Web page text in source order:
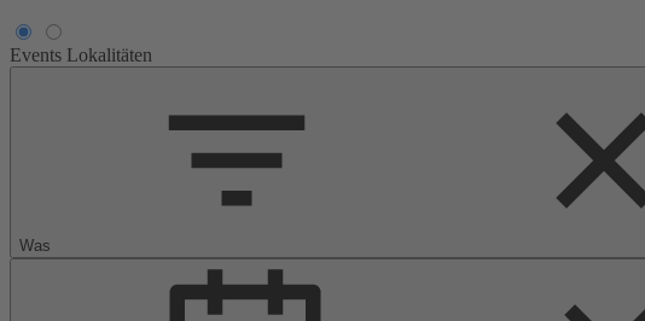
Events Lokalitäten
Was